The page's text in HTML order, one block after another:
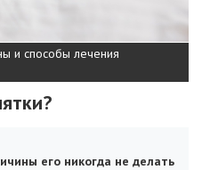
и способы лечения
его никогда не делать